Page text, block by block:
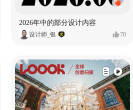
2026年中的部分设计内容
设计师_银 70